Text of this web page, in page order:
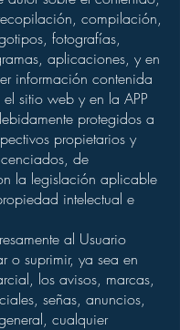
compilación,
fotografías,
aplicaciones, y en
información contenida
sitio web y en la APP
protegidos a
propietarios y
de
la legislación aplicable
intelectual e
al Usuario
o suprimir, ya sea en
los avisos, marcas,
señas, anuncios,
cualquier